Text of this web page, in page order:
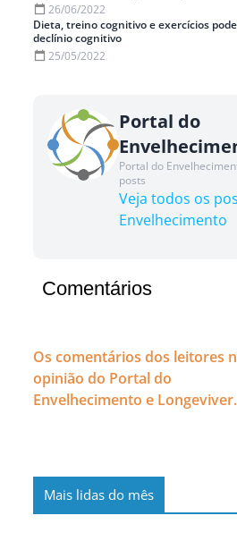
26/06/2022
Dieta, treino cognitivo e exercícios
declínio cognitivo
25/05/2022
Portal do
Portal do
posts
Veja todos os
Envelhecimento
Comentários
Os comentários dos leitores
opinião do Portal do
Envelhecimento e Longeviver.
Mais lidas do mês